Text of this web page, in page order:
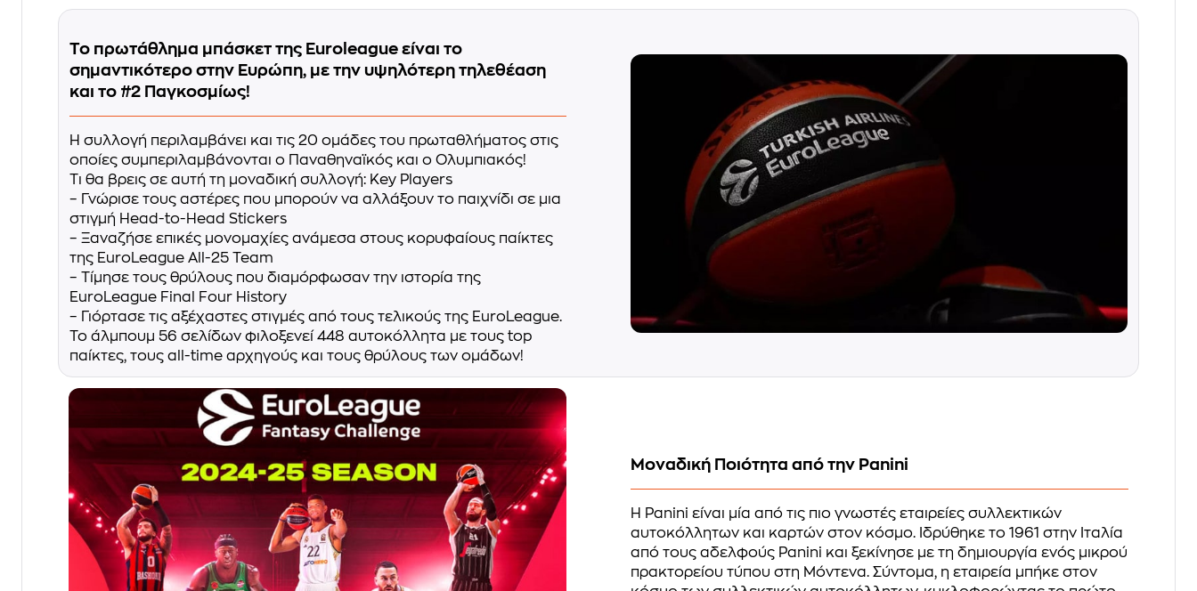
Το πρωτάθλημα μπάσκετ της Euroleague είναι το
σημαντικότερο στην Ευρώπη, με την υψηλότερη τηλεθέαση
και το #2 Παγκοσμίως!
Η συλλογή περιλαμβάνει και τις 20 ομάδες του πρωταθλήματος στις
οποίες συμπεριλαμβάνονται ο Παναθηναϊκός και ο Ολυμπιακός!
Τι θα βρεις σε αυτή τη μοναδική συλλογή: Key Players
– Γνώρισε τους αστέρες που μπορούν να αλλάξουν το παιχνίδι σε μια
στιγμή Head-to-Head Stickers
– Ξαναζήσε επικές μονομαχίες ανάμεσα στους κορυφαίους παίκτες
της EuroLeague All-25 Team
– Τίμησε τους θρύλους που διαμόρφωσαν την ιστορία της
EuroLeague Final Four History
– Γιόρτασε τις αξέχαστες στιγμές από τους τελικούς της EuroLeague.
Το άλμπουμ 56 σελίδων φιλοξενεί 448 αυτοκόλλητα με τους top
παίκτες, τους all-time αρχηγούς και τους θρύλους των ομάδων!
Μοναδική Ποιότητα από την Panini
Η Panini είναι μία από τις πιο γνωστές εταιρείες συλλεκτικών
αυτοκόλλητων και καρτών στον κόσμο. Ιδρύθηκε το 1961 στην Ιταλία
από τους αδελφούς Panini και ξεκίνησε με τη δημιουργία ενός μικρού
πρακτορείου τύπου στη Μόντενα. Σύντομα, η εταιρεία μπήκε στον